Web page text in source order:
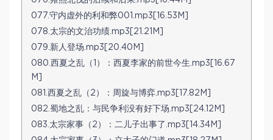
077.守内虚外的利和弊001.mp3[16.53M]
078.太宗的文治功绩.mp3[21.21M]
079.新人登场.mp3[20.40M]
080.西夏之乱（1）：西夏李家的前世今生.mp3[16.67
M]
081.西夏之乱（2）：周旋与博弈.mp3[17.82M]
082.蜀地之乱：与民争利没有好下场.mp3[24.12M]
083.太宗家事（2）：二儿子出事了.mp3[14.34M]